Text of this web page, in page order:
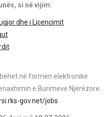
si në vijim:
dhe i Licencimit
në formën elektronike
e Burimeve Njerëzore
gov.net/jobs